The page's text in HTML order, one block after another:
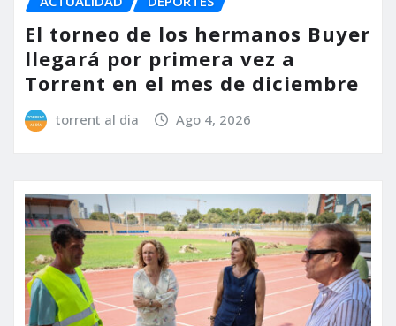
El torneo de los hermanos Buyer
llegará por primera vez a
Torrent en el mes de diciembre
torrent al dia Ago 4, 2026